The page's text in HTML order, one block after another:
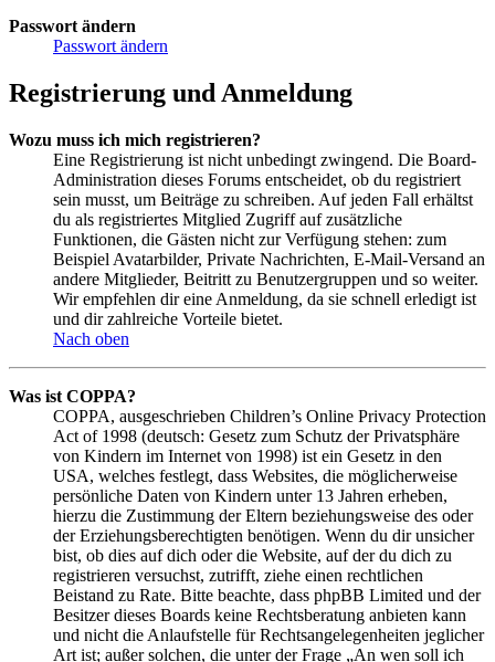
Passwort ändern
Passwort ändern
Registrierung und Anmeldung
Wozu muss ich mich registrieren?
Eine Registrierung ist nicht unbedingt zwingend. Die Board-
Administration dieses Forums entscheidet, ob du registriert
sein musst, um Beiträge zu schreiben. Auf jeden Fall erhältst
du als registriertes Mitglied Zugriff auf zusätzliche
Funktionen, die Gästen nicht zur Verfügung stehen: zum
Beispiel Avatarbilder, Private Nachrichten, E-Mail-Versand an
andere Mitglieder, Beitritt zu Benutzergruppen und so weiter.
Wir empfehlen dir eine Anmeldung, da sie schnell erledigt ist
und dir zahlreiche Vorteile bietet.
Nach oben
Was ist COPPA?
COPPA, ausgeschrieben Children’s Online Privacy Protection
Act of 1998 (deutsch: Gesetz zum Schutz der Privatsphäre
von Kindern im Internet von 1998) ist ein Gesetz in den
USA, welches festlegt, dass Websites, die möglicherweise
persönliche Daten von Kindern unter 13 Jahren erheben,
hierzu die Zustimmung der Eltern beziehungsweise des oder
der Erziehungsberechtigten benötigen. Wenn du dir unsicher
bist, ob dies auf dich oder die Website, auf der du dich zu
registrieren versuchst, zutrifft, ziehe einen rechtlichen
Beistand zu Rate. Bitte beachte, dass phpBB Limited und der
Besitzer dieses Boards keine Rechtsberatung anbieten kann
und nicht die Anlaufstelle für Rechtsangelegenheiten jeglicher
Art ist; außer solchen, die unter der Frage „An wen soll ich